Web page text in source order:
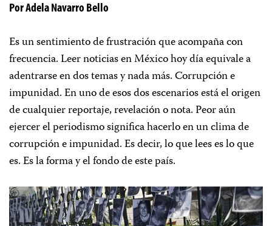
Por Adela Navarro Bello
Es un sentimiento de frustración que acompaña con
frecuencia. Leer noticias en México hoy día equivale a
adentrarse en dos temas y nada más. Corrupción e
impunidad. En uno de esos dos escenarios está el origen
de cualquier reportaje, revelación o nota. Peor aún
ejercer el periodismo significa hacerlo en un clima de
corrupción e impunidad. Es decir, lo que lees es lo que
es. Es la forma y el fondo de este país.